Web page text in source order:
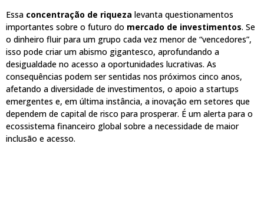
Essa concentração de riqueza levanta questionamentos
importantes sobre o futuro do mercado de investimentos. Se
o dinheiro fluir para um grupo cada vez menor de “vencedores”,
isso pode criar um abismo gigantesco, aprofundando a
desigualdade no acesso a oportunidades lucrativas. As
consequências podem ser sentidas nos próximos cinco anos,
afetando a diversidade de investimentos, o apoio a startups
emergentes e, em última instância, a inovação em setores que
dependem de capital de risco para prosperar. É um alerta para o
ecossistema financeiro global sobre a necessidade de maior
inclusão e acesso.